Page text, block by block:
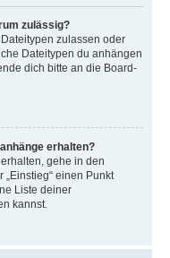
zulässig?
zulassen oder
Dateitypen du anhängen
dich bitte an die Board-
erhalten?
gehe in den
einen Punkt
Liste deiner
kannst.